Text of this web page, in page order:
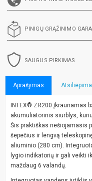
PINIGŲ GRĄŽINIMO
SAUGUS PIRKIMAS
Aprašymas
INTEX® ZR200 įkraunamas
akumuliatorinis siurblys,
Šis praktiškas nešiojamasis
šepečius ir lengvą
aliuminio (280 cm).
lygio indikatorių ir gali veikti
maždaug 6 valandų.